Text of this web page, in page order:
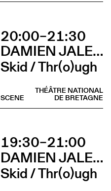
20:00–21:30
DAMIEN JALET BALLET DU GRAND THÉÂTRE DE GENÈVE
Skid / Thr(o)ugh
THÉÂTRE NATIONAL
DE BRETAGNE
SCENE
19:30–21:00
DAMIEN JALET BALLET DU GRAND THÉÂTRE DE GENÈVE
Skid / Thr(o)ugh